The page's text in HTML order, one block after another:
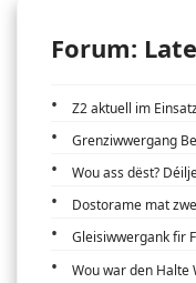
Forum:
Z2 aktuell im
Grenziwwergang
Wou ass dëst?
Dostorame mat
Gleisiwwergank fir
Wou war den Halte